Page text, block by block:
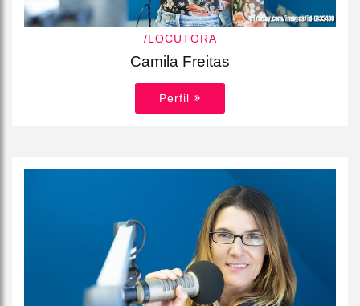
/LOCUTORA
Camila Freitas
Perfil